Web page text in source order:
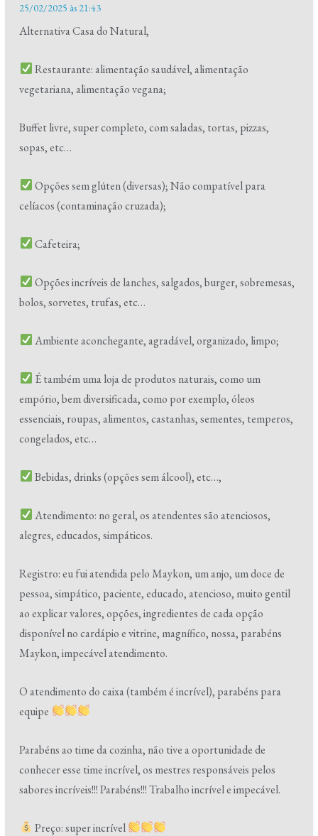
25/02/2025 às 21:43
Alternativa Casa do Natural,
Restaurante: alimentação saudável, alimentação
vegetariana, alimentação vegana;
Buffet livre, super completo, com saladas, tortas, pizzas,
sopas, etc…
Opções sem glúten (diversas); Não compatível para
celíacos (contaminação cruzada);
Cafeteira;
Opções incríveis de lanches, salgados, burger, sobremesas,
bolos, sorvetes, trufas, etc…
Ambiente aconchegante, agradável, organizado, limpo;
É também uma loja de produtos naturais, como um
empório, bem diversificada, como por exemplo, óleos
essenciais, roupas, alimentos, castanhas, sementes, temperos,
congelados, etc…
Bebidas, drinks (opções sem álcool), etc…,
Atendimento: no geral, os atendentes são atenciosos,
alegres, educados, simpáticos.
Registro: eu fui atendida pelo Maykon, um anjo, um doce de
pessoa, simpático, paciente, educado, atencioso, muito gentil
ao explicar valores, opções, ingredientes de cada opção
disponível no cardápio e vitrine, magnífico, nossa, parabéns
Maykon, impecável atendimento.
O atendimento do caixa (também é incrível), parabéns para
equipe
Parabéns ao time da cozinha, não tive a oportunidade de
conhecer esse time incrível, os mestres responsáveis pelos
sabores incríveis!!! Parabéns!!! Trabalho incrível e impecável.
Preço: super incrível